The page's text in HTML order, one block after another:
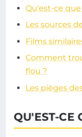
Qu'est-ce que
Les sources
Films
Comment
flou ?
Les pièges
QU'EST-CE